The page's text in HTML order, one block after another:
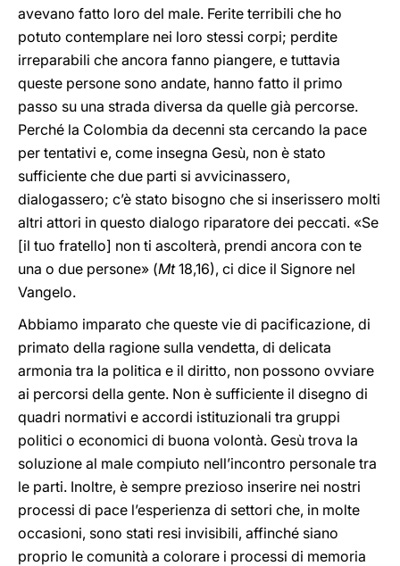
avevano fatto loro del male. Ferite terribili che ho
potuto contemplare nei loro stessi corpi; perdite
irreparabili che ancora fanno piangere, e tuttavia
queste persone sono andate, hanno fatto il primo
passo su una strada diversa da quelle già percorse.
Perché la Colombia da decenni sta cercando la pace
per tentativi e, come insegna Gesù, non è stato
sufficiente che due parti si avvicinassero,
dialogassero; c’è stato bisogno che si inserissero molti
altri attori in questo dialogo riparatore dei peccati. «Se
[il tuo fratello] non ti ascolterà, prendi ancora con te
una o due persone» (Mt18,16), ci dice il Signore nel
Vangelo.
Abbiamo imparato che queste vie di pacificazione, di
primato della ragione sulla vendetta, di delicata
armonia tra la politica e il diritto, non possono ovviare
ai percorsi della gente. Non è sufficiente il disegno di
quadri normativi e accordi istituzionali tra gruppi
politici o economici di buona volontà. Gesù trova la
soluzione al male compiuto nell’incontro personale tra
le parti. Inoltre, è sempre prezioso inserire nei nostri
processi di pace l’esperienza di settori che, in molte
occasioni, sono stati resi invisibili, affinché siano
proprio le comunità a colorare i processi di memoria